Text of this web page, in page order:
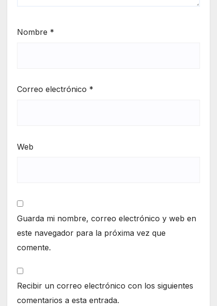
Nombre *
Correo electrónico *
Web
Guarda mi nombre, correo electrónico y web en
este navegador para la próxima vez que
comente.
Recibir un correo electrónico con los siguientes
comentarios a esta entrada.